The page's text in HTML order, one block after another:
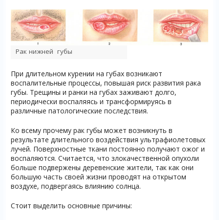
Рак нижней губы
При длительном курении на губах возникают
воспалительные процессы, повышая риск развития рака
губы. Трещины и ранки на губах заживают долго,
периодически воспаляясь и трансформируясь в
различные патологические последствия.
Ко всему прочему рак губы может возникнуть в
результате длительного воздействия ультрафиолетовых
лучей. Поверхностные ткани постоянно получают ожог и
воспаляются. Считается, что злокачественной опухоли
больше подвержены деревенские жители, так как они
большую часть своей жизни проводят на открытом
воздухе, подвергаясь влиянию солнца.
Стоит выделить основные причины: